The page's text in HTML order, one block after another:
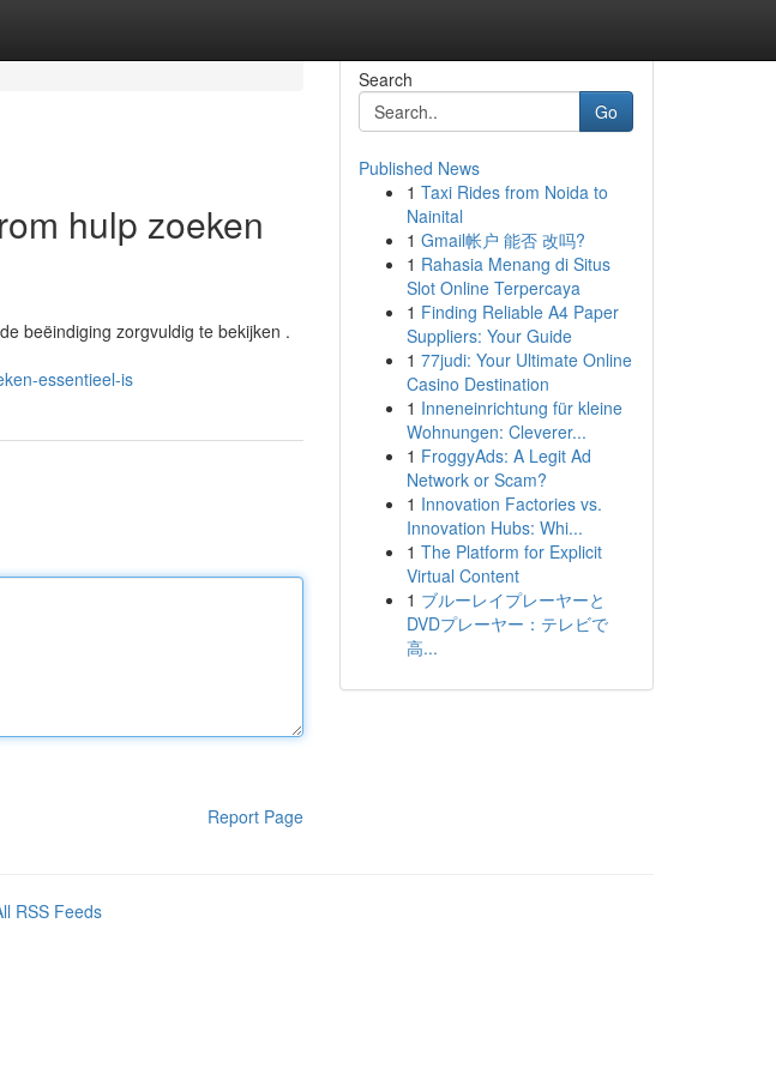
hulp zoeken
beëindiging zorgvuldig te bekijken .
essentieel-is
Report Page
Search
Go
Published News
1 Taxi Rides from Noida to
Nainital
1 Gmail帐户 能否 改吗?
1 Rahasia Menang di Situs
Slot Online Terpercaya
1 Finding Reliable A4 Paper
Suppliers: Your Guide
1 77judi: Your Ultimate Online
Casino Destination
1 Inneneinrichtung für kleine
Wohnungen: Cleverer...
1 FroggyAds: A Legit Ad
Network or Scam?
1 Innovation Factories vs.
Innovation Hubs: Whi...
1 The Platform for Explicit
Virtual Content
1 ブルーレイプレーヤーと
DVDプレーヤー：テレビで
高...
RSS Feeds